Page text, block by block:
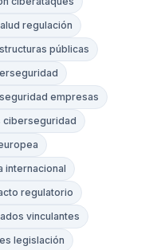
regulación
públicas
empresas
ciberseguridad
internacional
regulatorio
vinculantes
legislación